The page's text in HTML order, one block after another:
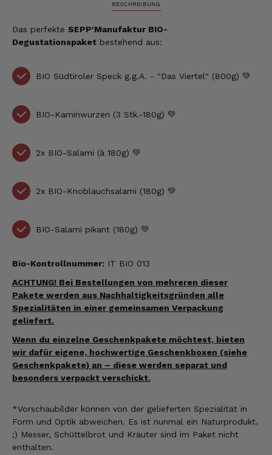
BESCHREIBUNG
Das perfekte SEPP'Manufaktur BIO-
Degustationspaket bestehend aus:
BIO Südtiroler Speck g.g.A. - "Das Viertel" (800g) 💚
BIO-Kaminwurzen (3 Stk.-180g) 💚
2x BIO-Salami (à 180g) 💚
2x BIO-Knoblauchsalami (180g) 💚
BIO-Salami pikant (180g) 💚
Bio-Kontrollnummer: IT BIO 013
ACHTUNG! Bei Bestellungen von mehreren dieser
Pakete werden aus Nachhaltigkeitsgründen alle
Spezialitäten in einer gemeinsamen Verpackung
geliefert.
Wenn du einzelne Geschenkpakete möchtest, bieten
wir dafür eigene, hochwertige Geschenkboxen (siehe
Geschenkpakete) an – diese werden separat und
besonders verpackt verschickt.
*Vorschaubilder können von der gelieferten Spezialität in
Form und Optik abweichen. Es ist nunmal ein Naturprodukt.
;) Messer, Schüttelbrot und Kräuter sind im Paket nicht
enthalten.